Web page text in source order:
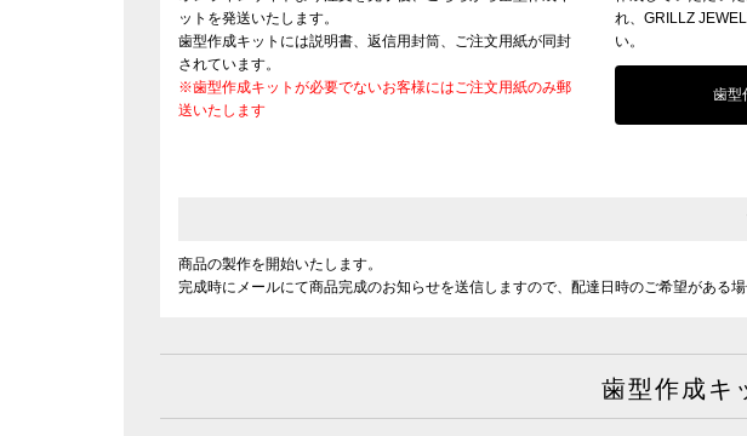
ットを発送いたします。
歯型作成キットには説明書、返信用封筒、ご注文用紙が同封
されています。
※歯型作成キットが必要でないお客様にはご注文用紙のみ郵
送いたします
れ、GRILLZ
い。
歯型
商品の製作を開始いたします。
完成時にメールにて商品完成のお知らせを送信しますので、配達日時のご希望がある場
歯型作成キ